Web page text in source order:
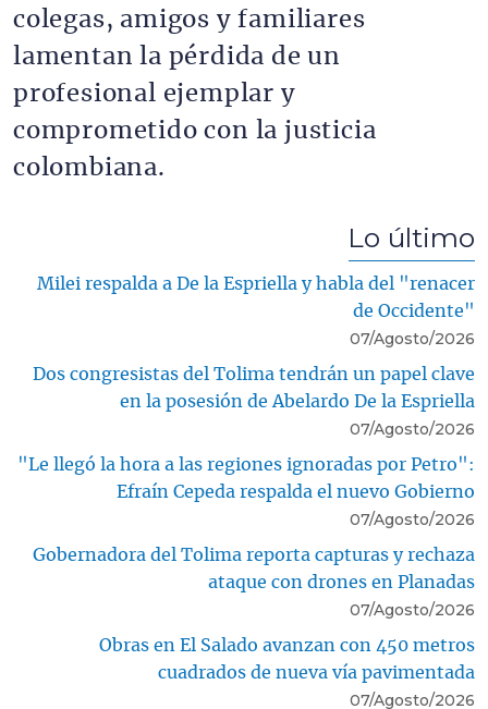
colegas, amigos y familiares
lamentan la pérdida de un
profesional ejemplar y
comprometido con la justicia
colombiana.
Lo último
Milei respalda a De la Espriella y habla del "renacer
de Occidente"
07/Agosto/2026
Dos congresistas del Tolima tendrán un papel clave
en la posesión de Abelardo De la Espriella
07/Agosto/2026
"Le llegó la hora a las regiones ignoradas por Petro":
Efraín Cepeda respalda el nuevo Gobierno
07/Agosto/2026
Gobernadora del Tolima reporta capturas y rechaza
ataque con drones en Planadas
07/Agosto/2026
Obras en El Salado avanzan con 450 metros
cuadrados de nueva vía pavimentada
07/Agosto/2026